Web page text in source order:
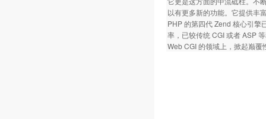
以有更多新的功能。它提供丰
PHP 的第四代 Zend 核心引擎
率，已较传统 CGI 或者 ASP
Web CGI 的领域上，掀起巅